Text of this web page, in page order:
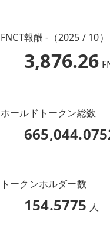
FNCT報酬 -（2025 / 10）
3,876.26
ホールドトークン総数
トークンホルダー数
154.5775 人